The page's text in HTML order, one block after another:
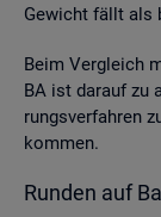
Ge­wicht fällt als
Beim Ver­gleich
BA ist dar­auf zu
rungs­ver­fah­ren
kom­men.
Run­den auf